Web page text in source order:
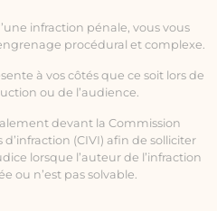
infraction pénale, vous vous
procédural et complexe.
à vos côtés que ce soit lors de
ou de l’audience.
devant la Commission
(CIVI) afin de solliciter
lorsque l’auteur de l’infraction
ou n’est pas solvable.